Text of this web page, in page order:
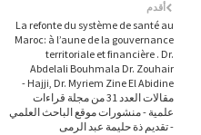
أقدم
La refonte du système de santé au
Maroc: à l’aune de la gouvernance
territoriale et financière . Dr.
Abdelali Bouhmala Dr. Zouhair
Hajji, Dr. Myriem Zine El Abidine -
مقالات العدد 31 من مجلة قراءات
علمية - منشورات موقع الباحث العلمي
- تقديم ذة حليمة عبد الرمى